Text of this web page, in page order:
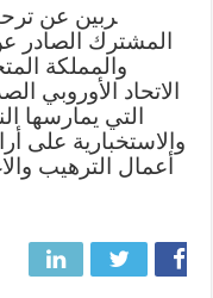
ربين عن
المشترك الصادر
والمملكة
الاتحاد الأوروبي
التي يمارسها
والاستخبارية على
أعمال الترهيب